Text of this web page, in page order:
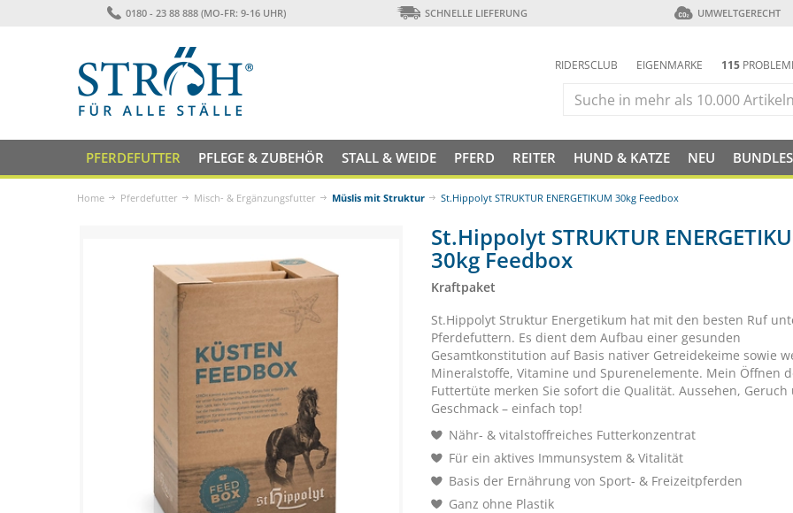
0180 - 23 88 888 (MO-FR: 9-16 UHR) SCHNELLE LIEFERUNG UMWELTGERECHT
RIDERSCLUB EIGENMARKE 115
PFERDEFUTTER PFLEGE & ZUBEHÖR STALL & WEIDE PFERD REITER HUND & KATZE NEU BUNDLES
Home Pferdefutter Misch- & Ergänzungsfutter Müslis mit Struktur St.Hippolyt STRUKTUR ENERGETIKUM 30kg Feedbox
St.Hippolyt STRUKTUR
30kg Feedbox
Kraftpaket
St.Hippolyt Struktur Energetikum hat mit den besten Ruf
Pferdefuttern. Es dient dem Aufbau einer gesunden
Gesamtkonstitution auf Basis nativer Getreidekeime sowie
Mineralstoffe, Vitamine und Spurenelemente. Mein Öffnen
Futtertüte merken Sie sofort die Qualität. Aussehen, Geruch
Geschmack – einfach top!
Nähr- & vitalstoffreiches Futterkonzentrat
Für ein aktives Immunsystem & Vitalität
Basis der Ernährung von Sport- & Freizeitpferden
Ganz ohne Plastik